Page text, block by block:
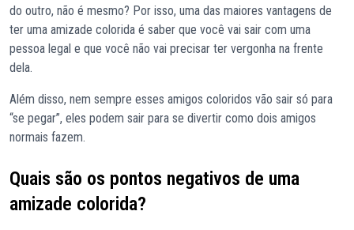
do outro, não é mesmo? Por isso, uma das maiores vantagens de
ter uma amizade colorida é saber que você vai sair com uma
pessoa legal e que você não vai precisar ter vergonha na frente
dela.
Além disso, nem sempre esses amigos coloridos vão sair só para
“se pegar”, eles podem sair para se divertir como dois amigos
normais fazem.
Quais são os pontos negativos de uma
amizade colorida?